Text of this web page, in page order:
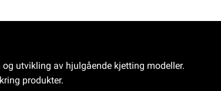
utvikling av hjulgående kjetting modeller.
produkter.